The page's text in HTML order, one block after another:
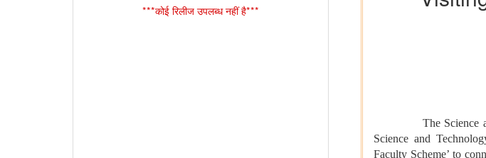
***कोई रिलीज उपलब्ध नहीं है***